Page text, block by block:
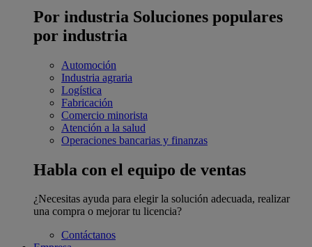
Por industria Soluciones populares
por industria
Automoción
Industria agraria
Logística
Fabricación
Comercio minorista
Atención a la salud
Operaciones bancarias y finanzas
Habla con el equipo de ventas
¿Necesitas ayuda para elegir la solución adecuada, realizar
una compra o mejorar tu licencia?
Contáctanos